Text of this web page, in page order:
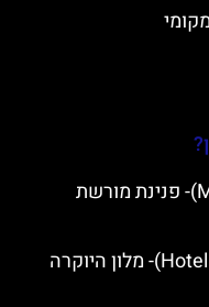
מסקוביצה האן (Maskovica Han)- פנינת מורשת
מלון קוורנר באופטייה (Hotel Kvarner)- מלון היוקרה